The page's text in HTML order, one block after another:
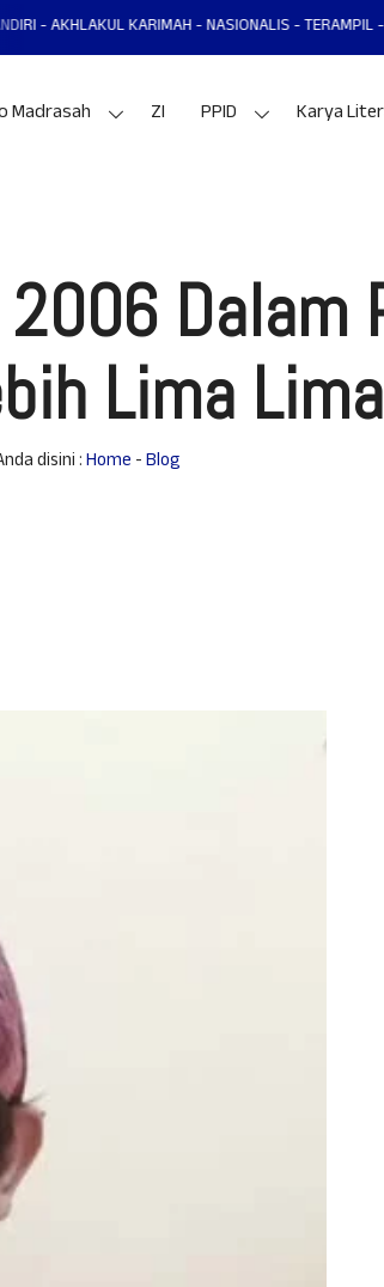
- NASIONALIS - TERAMPIL - ADAPTIF -
Madrasah ZI PPID Karya
Dalam
Lima Lima
disini :Home -Blog